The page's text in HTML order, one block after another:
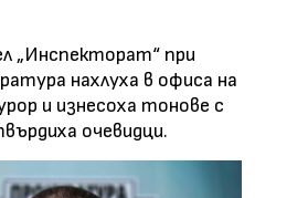
„Инспекторат“ при
нахлуха в офиса на
и изнесоха тонове с
очевидци.